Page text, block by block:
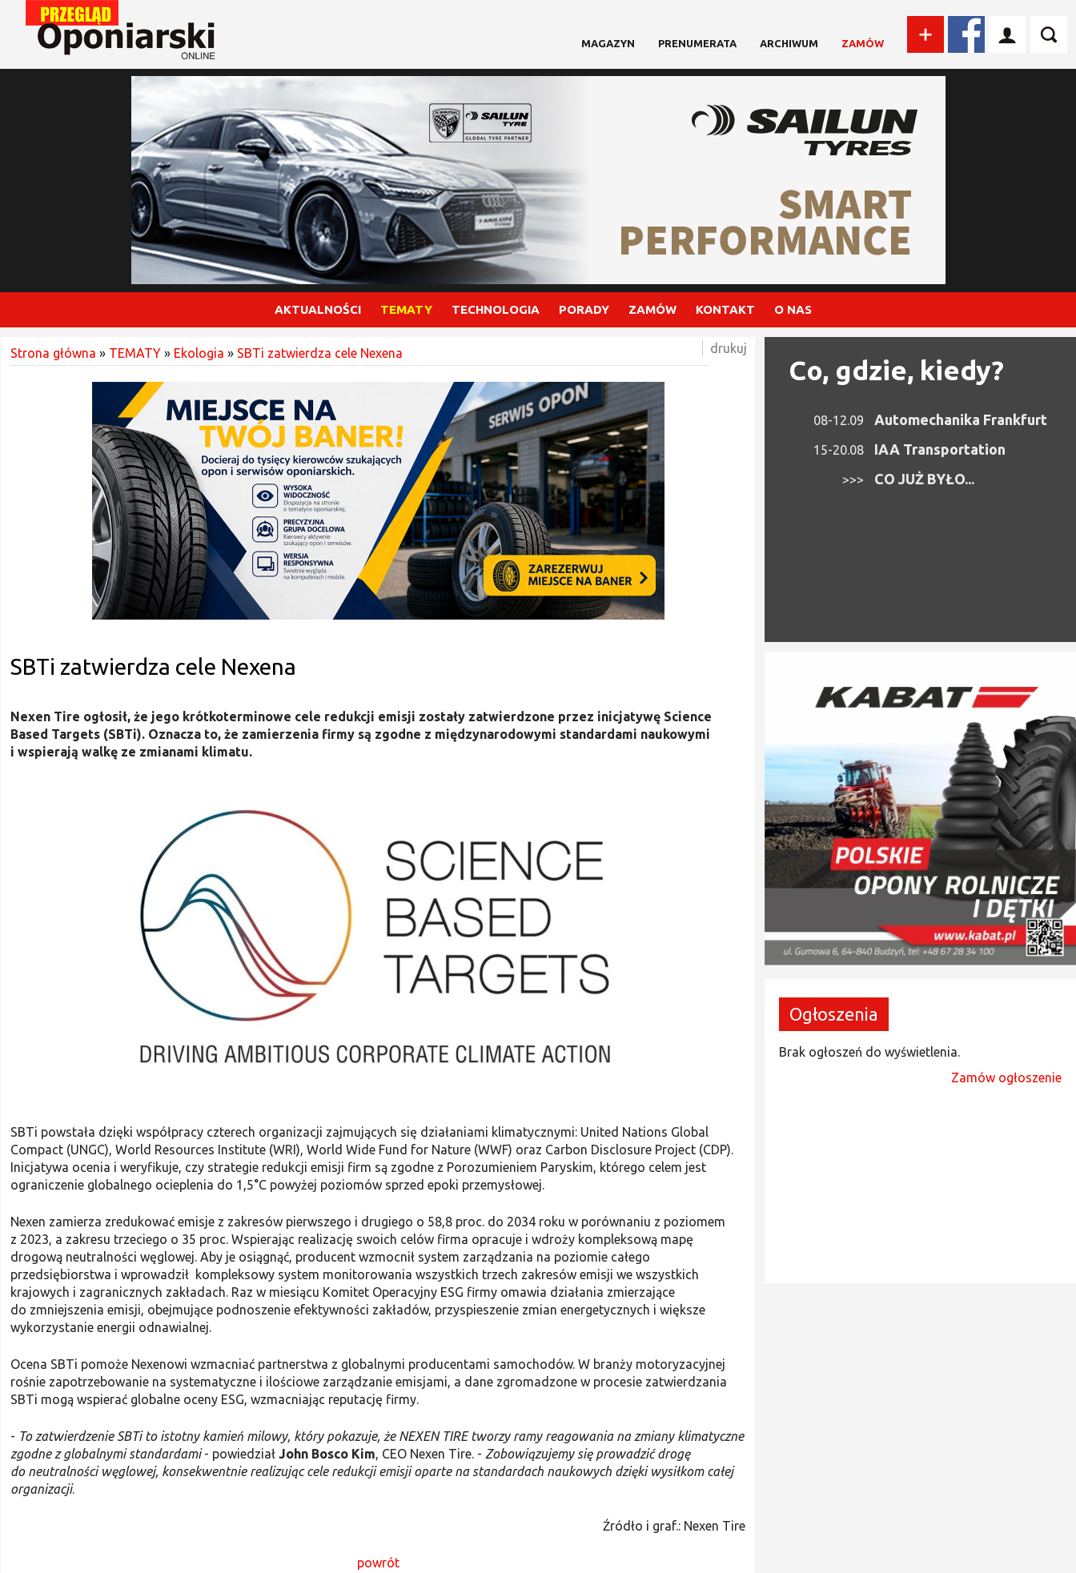
MAGAZYN PRENUMERATA ARCHIWUM ZAMÓW
AKTUALNOŚCI TEMATY TECHNOLOGIA PORADY ZAMÓW KONTAKT O NAS
Strona główna » TEMATY » Ekologia » SBTi zatwierdza cele Nexena
SBTi zatwierdza cele Nexena
Nexen Tire ogłosił, że jego krótkoterminowe cele redukcji emisji zostały zatwierdzone przez inicjatywę Science
Based Targets (SBTi). Oznacza to, że zamierzenia firmy są zgodne z międzynarodowymi standardami naukowymi
i wspierają walkę ze zmianami klimatu.
SBTi powstała dzięki współpracy czterech organizacji zajmujących się działaniami klimatycznymi: United Nations Global
Compact (UNGC), World Resources Institute (WRI), World Wide Fund for Nature (WWF) oraz Carbon Disclosure Project (CDP).
Inicjatywa ocenia i weryfikuje, czy strategie redukcji emisji firm są zgodne z Porozumieniem Paryskim, którego celem jest
ograniczenie globalnego ocieplenia do 1,5°C powyżej poziomów sprzed epoki przemysłowej.
Nexen zamierza zredukować emisje z zakresów pierwszego i drugiego o 58,8 proc. do 2034 roku w porównaniu z poziomem
z 2023, a zakresu trzeciego o 35 proc. Wspierając realizację swoich celów firma opracuje i wdroży kompleksową mapę
drogową neutralności węglowej. Aby je osiągnąć, producent wzmocnił system zarządzania na poziomie całego
przedsiębiorstwa i wprowadził kompleksowy system monitorowania wszystkich trzech zakresów emisji we wszystkich
krajowych i zagranicznych zakładach. Raz w miesiącu Komitet Operacyjny ESG firmy omawia działania zmierzające
do zmniejszenia emisji, obejmujące podnoszenie efektywności zakładów, przyspieszenie zmian energetycznych i większe
wykorzystanie energii odnawialnej.
Ocena SBTi pomoże Nexenowi wzmacniać partnerstwa z globalnymi producentami samochodów. W branży motoryzacyjnej
rośnie zapotrzebowanie na systematyczne i ilościowe zarządzanie emisjami, a dane zgromadzone w procesie zatwierdzania
SBTi mogą wspierać globalne oceny ESG, wzmacniając reputację firmy.
- To zatwierdzenie SBTi to istotny kamień milowy, który pokazuje, że NEXEN TIRE tworzy ramy reagowania na zmiany klimatyczne
zgodne z globalnymi standardami- powiedział John Bosco Kim, CEO Nexen Tire. - Zobowiązujemy się prowadzić drogę
do neutralności węglowej, konsekwentnie realizując cele redukcji emisji oparte na standardach naukowych dzięki wysiłkom całej
organizacji.
Źródło i graf.: Nexen Tire
powrót
drukuj
Co, gdzie, kiedy?
08-12.09 Automechanika Frankfurt
15-20.08 IAA Transportation
>>> CO JUŻ BYŁO...
Ogłoszenia
Brak ogłoszeń do wyświetlenia.
Zamów ogłoszenie